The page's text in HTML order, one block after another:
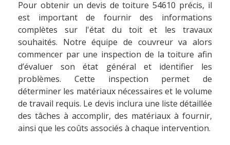
Pour obtenir un devis de toiture 54610 précis, il
est important de fournir des informations
complètes sur l'état du toit et les travaux
souhaités. Notre équipe de couvreur va alors
commencer par une inspection de la toiture afin
d’évaluer son état général et identifier les
problèmes. Cette inspection permet de
déterminer les matériaux nécessaires et le volume
de travail requis. Le devis inclura une liste détaillée
des tâches à accomplir, des matériaux à fournir,
ainsi que les coûts associés à chaque intervention.